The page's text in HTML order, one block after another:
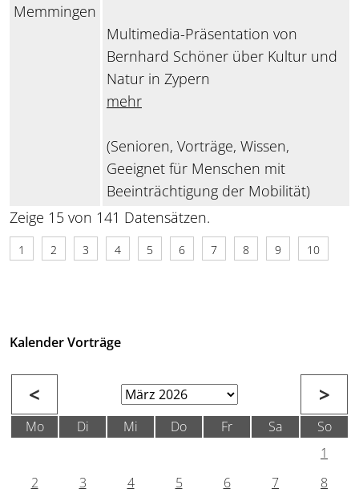
Memmingen
Multimedia-Präsentation von
Bernhard Schöner über Kultur und
Natur in Zypern
mehr
(Senioren, Vorträge, Wissen,
Geeignet für Menschen mit
Beeinträchtigung der Mobilität)
Zeige 15 von 141 Datensätzen.
1 2 3 4 5 6 7 8 9 10
Kalender Vorträge
< >
Mo Di Mi Do Fr Sa
So
1
2
3 4 5 6 7
8